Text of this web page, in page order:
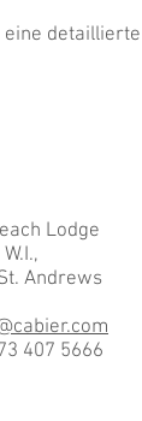
eine
Lodge
Andrews
407 5666